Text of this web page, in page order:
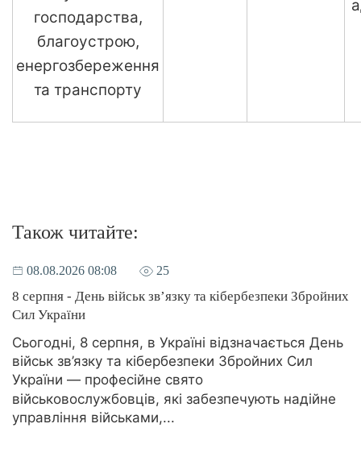
господарства,
благоустрою,
енергозбереження
та транспорту
Також читайте:
08.08.2026 08:08 25
8 серпня - День військ зв’язку та кібербезпеки Збройних
Сил України
Сьогодні, 8 серпня, в Україні відзначається День
військ зв’язку та кібербезпеки Збройних Сил
України — професійне свято
військовослужбовців, які забезпечують надійне
управління військами,...